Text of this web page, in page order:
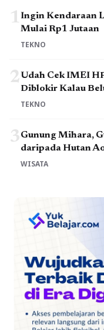
1Ingin Kendaraan
Mulai Rp1 Jutaan
TEKNO
2Udah Cek IMEI
Diblokir Kalau
TEKNO
3Gunung Mihara,
daripada Hutan
WISATA